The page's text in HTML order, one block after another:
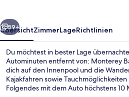
Weiter
59+
ÜbersichtZimmerLageRichtlinien
Du möchtest in bester Lage
Autominuten entfernt von: Monterey
dich auf den Innenpool und die
Kajakfahren sowie
Folgendes mit dem Auto höchstens